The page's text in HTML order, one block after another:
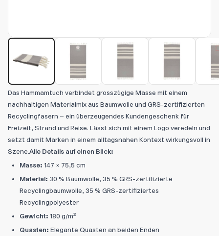
Das Hammamtuch verbindet grosszügige Masse mit einem
nachhaltigen Materialmix aus Baumwolle und GRS-zertifizierten
Recyclingfasern – ein überzeugendes Kundengeschenk für
Freizeit, Strand und Reise. Lässt sich mit einem Logo veredeln und
setzt damit Marken in einem alltagsnahen Kontext wirkungsvoll in
Szene.Alle Details auf einen Blick:
Masse: 147 × 75,5 cm
Material: 30 % Baumwolle, 35 % GRS-zertifizierte
Recyclingbaumwolle, 35 % GRS-zertifiziertes
Recyclingpolyester
Gewicht: 180 g/m²
Quasten: Elegante Quasten an beiden Enden